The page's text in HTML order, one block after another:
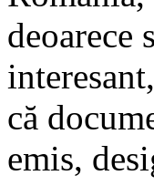
că
emis,